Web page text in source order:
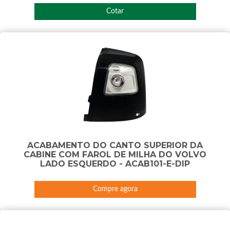
Cotar
ACABAMENTO DO CANTO SUPERIOR DA
CABINE COM FAROL DE MILHA DO VOLVO
LADO ESQUERDO - ACAB101-E-DIP
Compre agora